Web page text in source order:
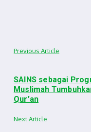
Previous Article
SAINS sebagai
Muslimah
Qur’an
Next Article